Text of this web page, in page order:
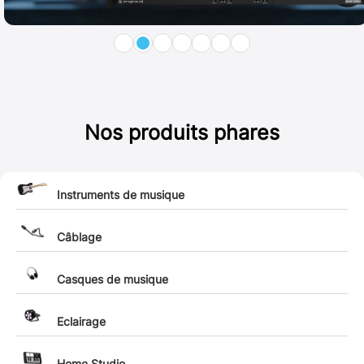
Nos produits phares
Instruments de musique
Câblage
Casques de musique
Eclairage